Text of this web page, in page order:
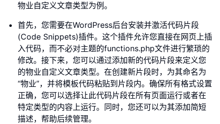
物业自定义文章类型为例。
首先，您需要在WordPress后台安装并激活代码片段
(Code Snippets)插件。这个插件允许您直接在网页上插
入代码，而不必对主题的functions.php文件进行繁琐的
修改。接下来，您可以通过添加新的代码片段来定义您
的物业自定义文章类型。在创建新片段时，为其命名为
“物业”，并将模板代码粘贴到片段内。确保所有格式设置
正确，您可以选择让此代码片段在所有页面运行或者在
特定类型的内容上运行。同时，您还可以为其添加简短
描述，帮助后续管理。